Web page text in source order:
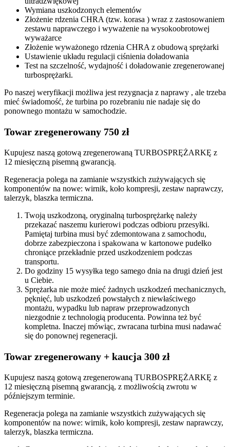
Wymiana uszkodzonych elementów
Złożenie rdzenia CHRA (tzw. korasa ) wraz z zastosowaniem
zestawu naprawczego i wyważenie na wysokoobrotowej
wyważarce
Złożenie wyważonego rdzenia CHRA z obudową sprężarki
Ustawienie układu regulacji ciśnienia doładowania
Test na szczelność, wydajność i doładowanie zregenerowanej
turbosprężarki.
Po naszej weryfikacji możliwa jest rezygnacja z naprawy , ale trzeba
mieć świadomość, że turbina po rozebraniu nie nadaje się do
ponownego montażu w samochodzie.
Towar zregenerowany 750 zł
Kupujesz naszą gotową zregenerowaną TURBOSPRĘŻARKĘ z
12 miesięczną pisemną gwarancją.
Regeneracja polega na zamianie wszystkich zużywających się
komponentów na nowe: wirnik, koło kompresji, zestaw naprawczy,
talerzyk, blaszka termiczna.
Twoją uszkodzoną, oryginalną turbosprężarkę należy
przekazać naszemu kurierowi podczas odbioru przesyłki.
Pamiętaj turbina musi być zdemontowana z samochodu,
dobrze zabezpieczona i spakowana w kartonowe pudełko
chroniące przekładnie przed uszkodzeniem podczas
transportu.
Do godziny 15 wysyłka tego samego dnia na drugi dzień jest
u Ciebie.
Sprężarka nie może mieć żadnych uszkodzeń mechanicznych,
pęknięć, lub uszkodzeń powstałych z niewłaściwego
montażu, wypadku lub napraw przeprowadzonych
niezgodnie z technologią producenta. Powinna też być
kompletna. Inaczej mówiąc, zwracana turbina musi nadawać
się do ponownej regeneracji.
Towar zregenerowany + kaucja 300 zł
Kupujesz naszą gotową zregenerowaną TURBOSPRĘŻARKĘ z
12 miesięczną pisemną gwarancją, z możliwością zwrotu w
późniejszym terminie.
Regeneracja polega na zamianie wszystkich zużywających się
komponentów na nowe: wirnik, koło kompresji, zestaw naprawczy,
talerzyk, blaszka termiczna.